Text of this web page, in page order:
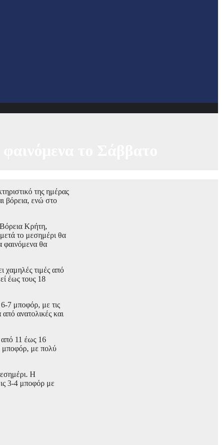
της ημέρας
βόρεια, ενώ στο
Κρήτη,
το μεσημέρι θα
φαινόμενα θα
χαμηλές τιμές από
έως τους 18
6-7 μποφόρ, με τις
ανατολικές και
από 11 έως 16
μποφόρ, με πολύ
Η
3-4 μποφόρ με